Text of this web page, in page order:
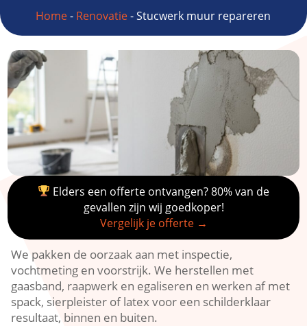
Home- Renovatie-Stucwerk muur repareren
Elders een offerte ontvangen? 80% van de
gevallen zijn wij goedkoper!
Vergelijk je offerte →
We pakken de oorzaak aan met inspectie,
vochtmeting en voorstrijk.​ We herstellen met
gaasband, raapwerk en egaliseren en werken af met
spack, sierpleister of latex voor een schilderklaar
resultaat, binnen en buiten.​